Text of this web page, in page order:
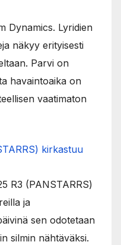
Dynamics. Lyridien
näkyy erityisesti
Parvi on
havaintoaika on
vaatimaton
kirkastuu
R3 (PANSTARRS)
ja
sen odotetaan
silmin nähtäväksi.